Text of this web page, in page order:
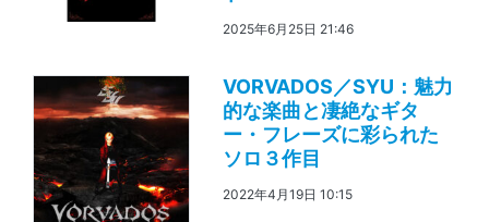
2025年6月25日 21:46
VORVADOS／SYU：魅力
的な楽曲と凄絶なギタ
ー・フレーズに彩られた
ソロ３作目
2022年4月19日 10:15